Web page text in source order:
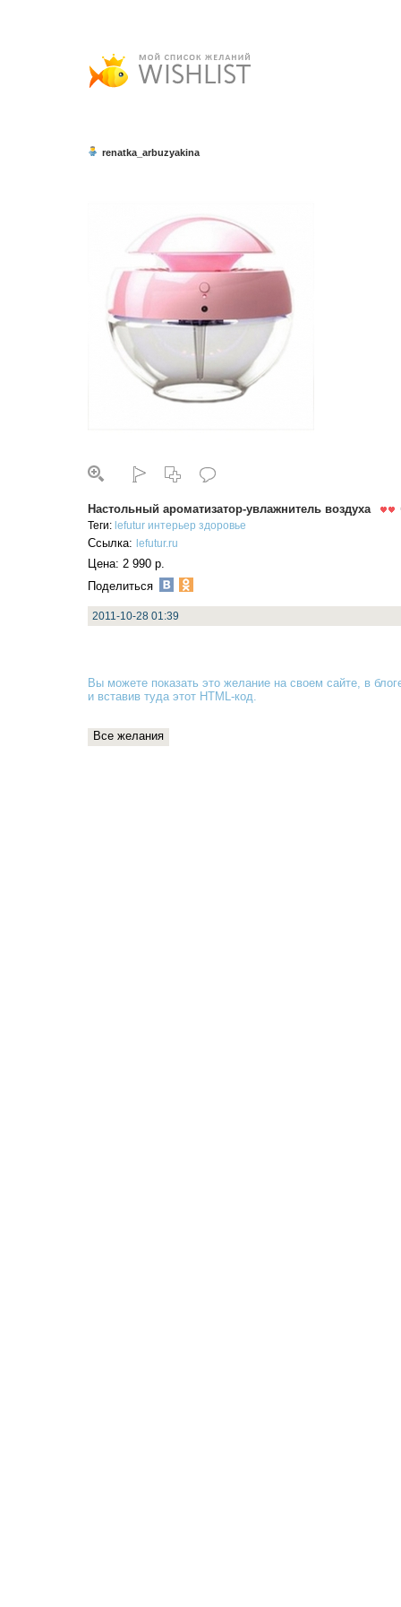
renatka_arbuzyakina
Настольный ароматизатор-увлажнитель воздуха
Теги: lefutur интерьер здоровье
Ссылка: lefutur.ru
Цена: 2 990 р.
Поделиться
2011-10-28 01:39
Вы можете показать это желание на своем сайте, в
и вставив туда этот HTML-код.
Все желания